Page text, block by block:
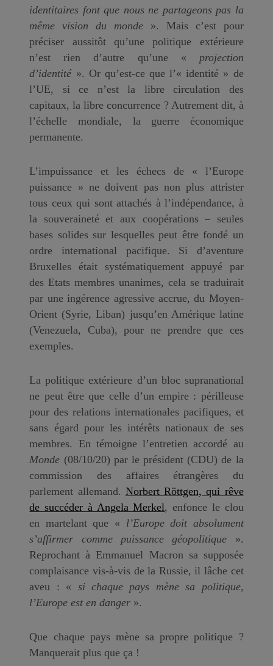
identitaires font que nous ne partageons pas la
même vision du monde ». Mais c’est pour
préciser aussitôt qu’une politique extérieure
n’est rien d’autre qu’une « projection
d’identité». Or qu’est-ce que l’« identité » de
l’UE, si ce n’est la libre circulation des
capitaux, la libre concurrence ? Autrement dit, à
l’échelle mondiale, la guerre économique
permanente.
L’impuissance et les échecs de « l’Europe
puissance » ne doivent pas non plus attrister
tous ceux qui sont attachés à l’indépendance, à
la souveraineté et aux coopérations – seules
bases solides sur lesquelles peut être fondé un
ordre international pacifique. Si d’aventure
Bruxelles était systématiquement appuyé par
des Etats membres unanimes, cela se traduirait
par une ingérence agressive accrue, du Moyen-
Orient (Syrie, Liban) jusqu’en Amérique latine
(Venezuela, Cuba), pour ne prendre que ces
exemples.
La politique extérieure d’un bloc supranational
ne peut être que celle d’un empire : périlleuse
pour des relations internationales pacifiques, et
sans égard pour les intérêts nationaux de ses
membres. En témoigne l’entretien accordé au
Monde (08/10/20) par le président (CDU) de la
commission des affaires étrangères du
parlement allemand. Norbert Röttgen, qui rêve
de succéder à Angela Merkel, enfonce le clou
en martelant que « l’Europe doit absolument
s’affirmer comme puissance géopolitique ».
Reprochant à Emmanuel Macron sa supposée
complaisance vis-à-vis de la Russie, il lâche cet
aveu : « si chaque pays mène sa politique,
l’Europe est en danger ».
Que chaque pays mène sa propre politique ?
Manquerait plus que ça !